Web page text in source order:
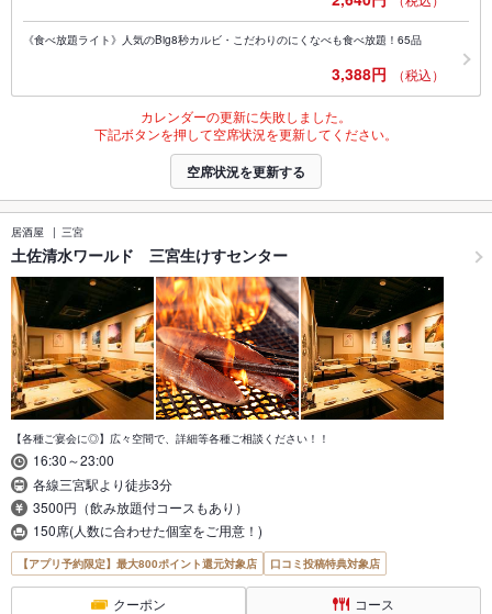
《食べ放題ライト》人気のBig8秒カルビ・こだわりのにくなべも食べ放題！65品
3,388円 （税込）
カレンダーの更新に失敗しました。
下記ボタンを押して空席状況を更新してください。
空席状況を更新する
居酒屋 三宮
土佐清水ワールド 三宮生けすセンター
【各種ご宴会に◎】広々空間で、詳細等各種ご相談ください！！
16:30～23:00
各線三宮駅より徒歩3分
3500円（飲み放題付コースもあり）
150席(人数に合わせた個室をご用意！)
【アプリ予約限定】最大800ポイント還元対象店 口コミ投稿特典対象店
クーポン コース